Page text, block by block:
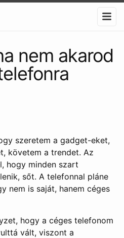
nem akarod
szeretem a gadget-eket,
követem a trendet. Az
hogy minden szart
sőt. A telefonnal pláne
nem is saját, hanem céges
hogy a céges telefonom
vált, viszont a